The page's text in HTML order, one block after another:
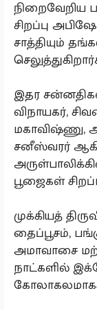
நிறைவேறிய
சிறப்பு
சாத்தியும்
இதர
விநாயகர்,
மகாவிஷ்ணு,
சனீஸ்வரர்
பூஜைகள்
முக்கியத்
தைப்பூசம்,
அமாவாசை
நாட்களில்